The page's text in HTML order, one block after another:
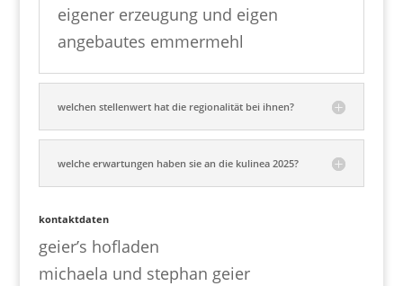
eigener erzeugung und eigen
angebautes emmermehl
welchen stellenwert hat die regionalität bei ihnen?
welche erwartungen haben sie an die kulinea 2025?
kontaktdaten
geier’s hofladen
michaela und stephan geier